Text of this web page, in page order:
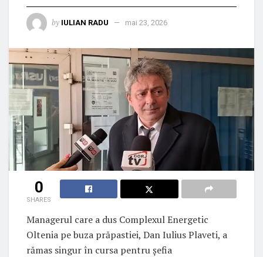
by IULIAN RADU mai 23, 2026
0
SHARES
Managerul care a dus Complexul Energetic
Oltenia pe buza prăpastiei, Dan Iulius Plaveti, a
rămas singur în cursa pentru șefia